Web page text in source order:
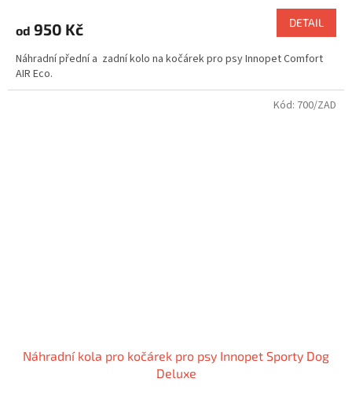
od 950 Kč DETAIL
Náhradní přední a zadní kolo na kočárek pro psy Innopet Comfort
AIR Eco.
Náhradní kola pro kočárek pro psy Innopet Sporty Dog
Deluxe
Kód: 700/ZAD